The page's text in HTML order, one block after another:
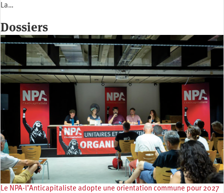
La…
Dossiers
Le NPA-l’Anticapitaliste adopte une orientation commune pour 2027